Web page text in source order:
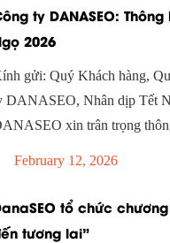
ty DANASEO:
2026
gửi: Quý Khách hàng,
DANASEO, Nhân dịp Tết
xin trân trọng
February 12, 2026
tổ chức
tương lai”